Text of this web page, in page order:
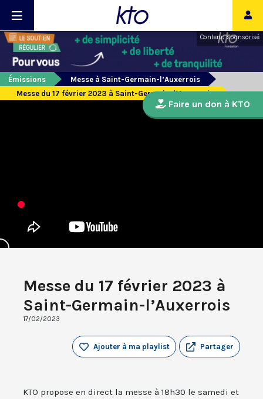
Contenu sponsorisé
Émissions
Messe à Saint-Germain-l’Auxerrois
Messe du 17 février 2023 à Saint-Germain-l’Auxerrois
Messe du 17 février 2023 à
Saint-Germain-l’Auxerrois
17/02/2023
Partager
Ajouter à ma playlist
KTO propose en direct la messe à 18h30 le samedi et
Faire un don à KTO